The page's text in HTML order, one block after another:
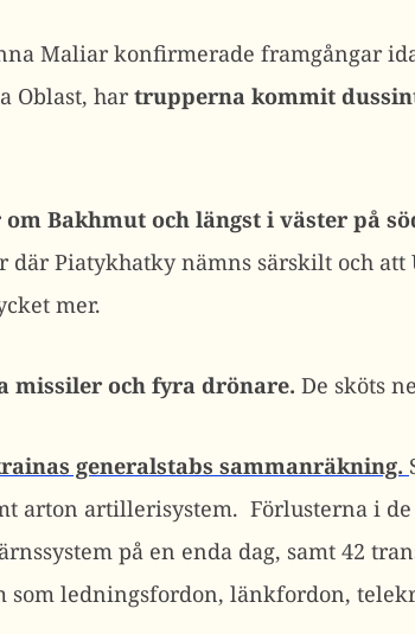
Maliar konfirmerade framgångar
Oblast, hartrupperna kommit
om Bakhmut och längst i väster på
Piatykhatky nämns särskilt och att
mer.
missiler och fyra drönare. De sköts
generalstabs sammanräkning.
arton artillerisystem. Förlusterna i
på en enda dag, samt 42
som ledningsfordon, länkfordon,